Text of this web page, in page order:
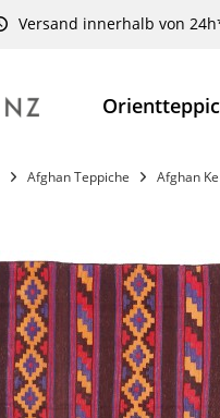
Versand innerhalb von
Afghan Teppiche Afghan